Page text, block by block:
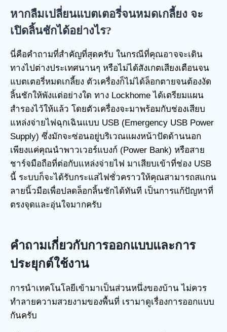
หากลืมเปลี่ยนแบตเตอรี่จนหมดเกลี้ยง จะ
เปิดลิ้นชักได้อย่างไร?
นี่คือคำถามที่สำคัญที่สุดครับ ในกรณีที่คุณอาจจะเดิน
ทางไปต่างประเทศนานๆ หรือไม่ได้สังเกตเสียงเตือนจน
แบตเตอรี่หมดเกลี้ยง ตัวเครื่องก็ไม่ได้ล็อกตายจนต้องงัด
ลิ้นชักให้พังแต่อย่างใด ทาง Lockhome ได้เตรียมแผน
สำรองไว้ให้แล้ว โดยตัวเครื่องจะมาพร้อมกับช่องเสียบ
แหล่งจ่ายไฟฉุกเฉินแบบ USB (Emergency USB Power
Supply) ซึ่งมักจะซ่อนอยู่บริเวณแผงหน้าปัดด้านนอก
เพียงแค่คุณนำพาวเวอร์แบงก์ (Power Bank) หรือสาย
ชาร์จมือถือที่ต่อกับแหล่งจ่ายไฟ มาเสียบเข้าที่ช่อง USB
นี้ ระบบก็จะได้รับกระแสไฟชั่วคราวให้คุณสามารถสแกน
ลายนิ้วมือเพื่อปลดล็อกลิ้นชักได้ทันที เป็นการแก้ปัญหาที่
ตรงจุดและอุ่นใจมากครับ
คำถามเกี่ยวกับการออกแบบและการ
ประยุกต์ใช้งาน
การนำเทคโนโลยีเข้ามาเป็นส่วนหนึ่งของบ้าน ไม่ควร
ทำลายความสวยงามของพื้นที่ เรามาดูเรื่องการออกแบบ
กันครับ